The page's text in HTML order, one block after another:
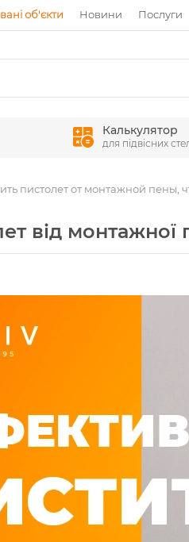
об'єкти Новини Послуги
Калькулятор
для підвісних
пистолет от монтажной
від